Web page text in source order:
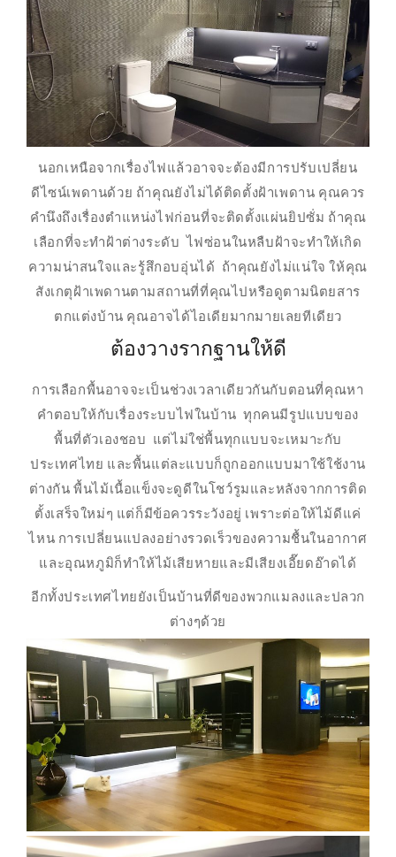
นอกเหนือจากเรื่องไฟแล้วอาจจะต้องมีการปรับเปลี่ยน
ดีไซน์เพดานด้วย ถ้าคุณยังไม่ได้ติดตั้งฝ้าเพดาน คุณควร
คำนึงถึงเรื่องตำแหน่งไฟก่อนที่จะติดตั้งแผ่นยิปซั่ม ถ้าคุณ
เลือกที่จะทำฝ้าต่างระดับ ไฟซ่อนในหลืบฝ้าจะทำให้เกิด
ความน่าสนใจและรู้สึกอบอุ่นได้ ถ้าคุณยังไม่แน่ใจ ให้คุณ
สังเกตุฝ้าเพดานตามสถานที่ที่คุณไปหรือดูตามนิตยสาร
ตกแต่งบ้าน คุณอาจได้ไอเดียมากมายเลยทีเดียว
ต้องวางรากฐานให้ดี
การเลือกพื้นอาจจะเป็นช่วงเวลาเดียวกันกับตอนที่คุณหา
คำตอบให้กับเรื่องระบบไฟในบ้าน ทุกคนมีรูปแบบของ
พื้นที่ตัวเองชอบ แต่ไม่ใช่พื้นทุกแบบจะเหมาะกับ
ประเทศไทย และพื้นแต่ละแบบก็ถูกออกแบบมาใช้ใช้งาน
ต่างกัน พื้นไม้เนื้อแข็งจะดูดีในโชว์รูมและหลังจากการติด
ตั้งเสร็จใหม่ๆ แต่ก็มีข้อควรระวังอยู่ เพราะต่อให้ไม้ดีแค่
ไหน การเปลี่ยนแปลงอย่างรวดเร็วของความชื้นในอากาศ
และอุณหภูมิก็ทำให้ไม้เสียหายและมีเสียงเอี๊ยดอ๊าดได้
อีกทั้งประเทศไทยยังเป็นบ้านที่ดีของพวกแมลงและปลวก
ต่างๆด้วย